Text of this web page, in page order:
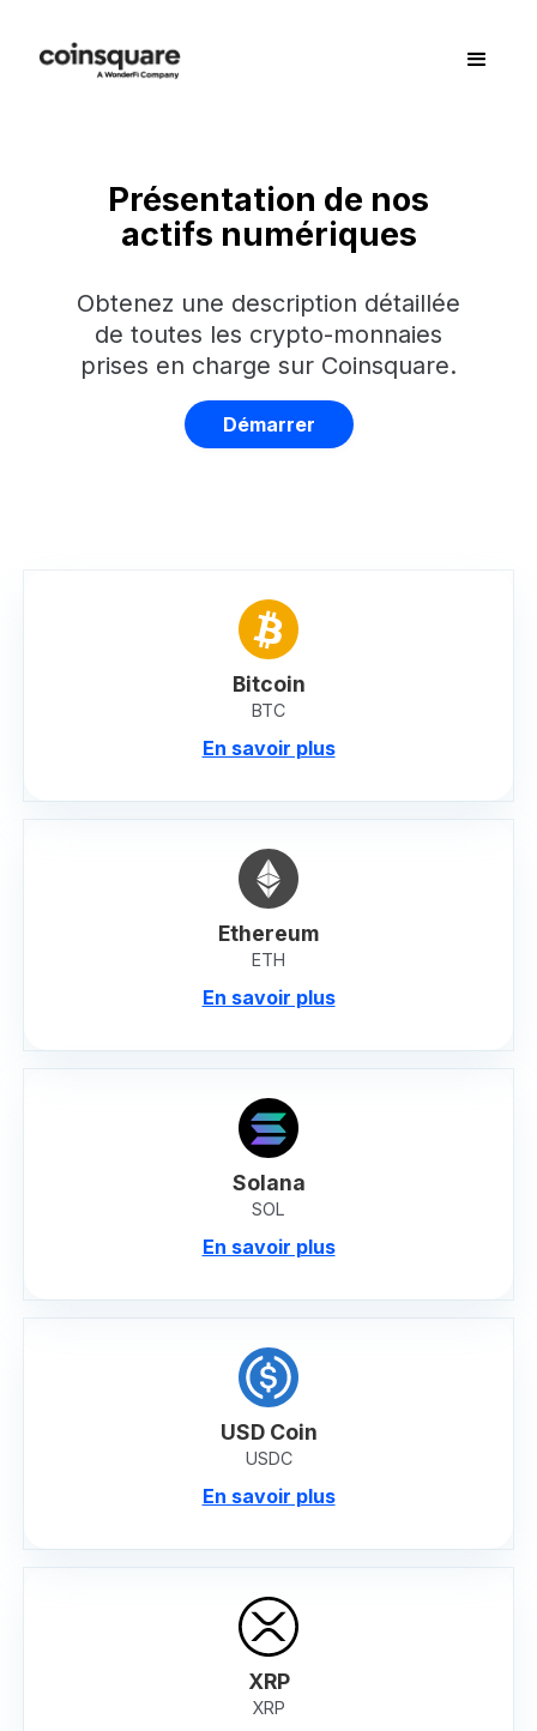
Présentation de nos
actifs numériques
Obtenez une description détaillée
de toutes les crypto-monnaies
prises en charge sur Coinsquare.
Démarrer
Bitcoin
BTC
En savoir plus
Ethereum
ETH
En savoir plus
Solana
SOL
En savoir plus
USD Coin
USDC
En savoir plus
XRP
XRP